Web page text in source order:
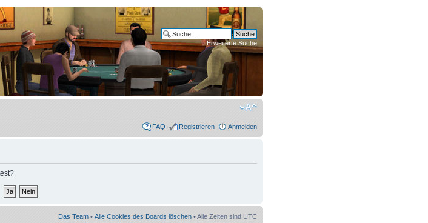
Erweiterte Suche
FAQ Registrieren Anmelden
Das Team • Alle Cookies des Boards löschen • Alle Zeiten sind UTC